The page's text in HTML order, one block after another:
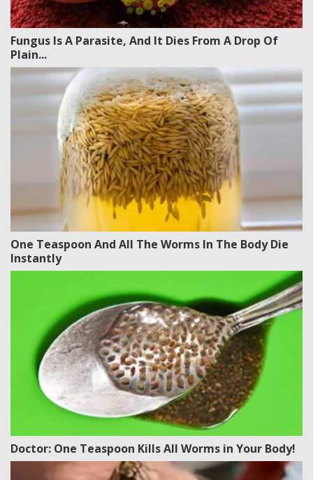
Fungus Is A Parasite, And It Dies From A Drop Of
Plain...
One Teaspoon And All The Worms In The Body Die
Instantly
Doctor: One Teaspoon Kills All Worms in Your Body!